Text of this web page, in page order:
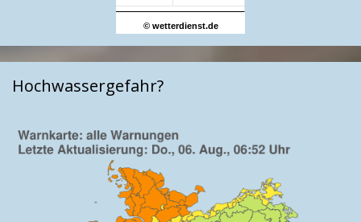
© wetterdienst.de
Hochwassergefahr?